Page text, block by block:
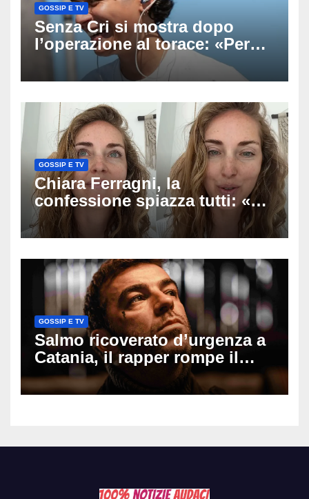
GOSSIP E TV
Senza Cri si mostra dopo
l’operazione al torace: «Per
anni mi sentivo in trappola», il
racconto sul difficile percorso
GOSSIP E TV
Chiara Ferragni, la
confessione spiazza tutti: «Un
mio ex voleva che mi rifacessi
il seno». Poi svela i ritocchi di
GOSSIP E TV
Salmo ricoverato d’urgenza a
Catania, il rapper rompe il
silenzio dopo la notte in
ospedale: come sta e cosa